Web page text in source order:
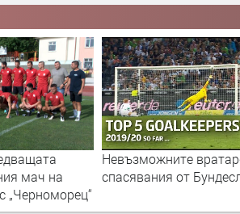
Емил Ангелов: Отборът
готов за новия сезон